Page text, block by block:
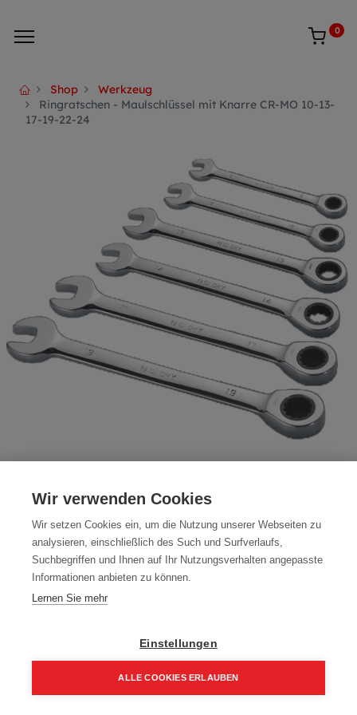
0
Shop
Werkzeug
Ringratschen - Maulschlüssel mit Knarre CR-MO 10-13-
17-19-22-24
CR-MO 10-13-17-19-22-24
Artikelnummer:80084
71,55€ 95,40€
85,86 € inkl. Mwst
Wir verwenden Cookies
Wir setzen Cookies ein, um die Nutzung unserer Webseiten zu
analysieren, einschließlich des Such und Surfverlaufs,
Suchbegriffen und Ihnen auf Ihr Nutzungsverhalten angepasste
Informationen anbieten zu können.
Lernen Sie mehr
Einstellungen
ALLE COOKIES ERLAUBEN